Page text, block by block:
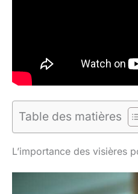
Table des matières
L’importance des visières